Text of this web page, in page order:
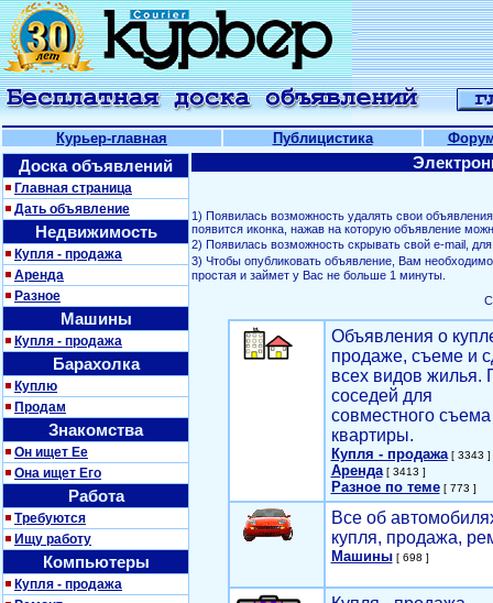
Курьер-главная Публицистика
Доска объявлений
Главная страница
Дать объявление
Недвижимость
Купля - продажа
Аренда
Разное
Машины
Купля - продажа
Барахолка
Куплю
Продам
Знакомства
Он ищет Ее
Она ищет Его
Работа
Требуются
Ищу работу
Компьютеры
Купля - продажа
1) Появилась возможность удалять свои
появится иконка, нажав на которую объявление
2) Появилась возможность скрывать свой е-mail,
3) Чтобы опубликовать объявление, Вам
простая и займет у Вас не больше 1 минуты.
Объявления о
продаже, съеме и
всех видов жилья.
соседей для
совместного съема
квартиры.
Купля - продажа[ 3343 ]
Аренда[ 3413 ]
Разное по теме[ 773 ]
Все об
купля, продажа,
Машины[ 698 ]